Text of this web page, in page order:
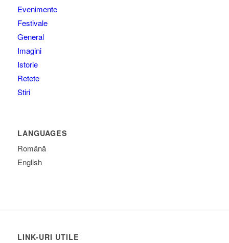
Evenimente
Festivale
General
Imagini
Istorie
Retete
Stiri
LANGUAGES
Română
English
LINK-URI UTILE